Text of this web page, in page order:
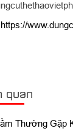
https://
quan
Thường Gặp